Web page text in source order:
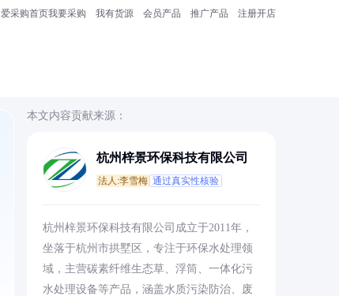
爱采购首页我要采购 我有货源 会员产品 推广产品 注册开店
本文内容贡献来源：
杭州梓景环保科技有限公司
法人:李雪梅 通过真实性核验
杭州梓景环保科技有限公司成立于2011年，
坐落于杭州市拱墅区，专注于环保水处理领
域，主营碳素纤维生态草、浮筒、一体化污
水处理设备等产品，涵盖水质污染防治、废